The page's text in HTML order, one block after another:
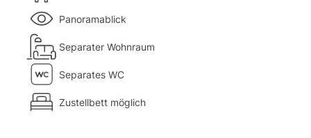
Panoramablick
Separater Wohnraum
Separates WC
Zustellbett möglich